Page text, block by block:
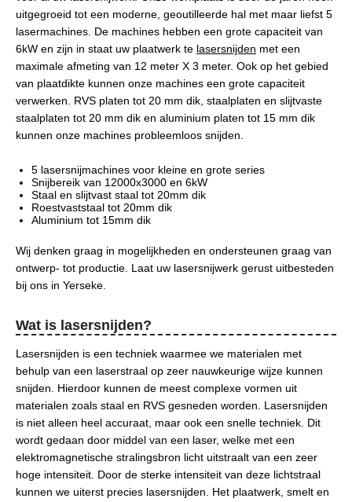
uitgegroeid tot een moderne, geoutilleerde hal met maar liefst 5
lasermachines. De machines hebben een grote capaciteit van
6kW en zijn in staat uw plaatwerk te lasersnijden met een
maximale afmeting van 12 meter X 3 meter. Ook op het gebied
van plaatdikte kunnen onze machines een grote capaciteit
verwerken. RVS platen tot 20 mm dik, staalplaten en slijtvaste
staalplaten tot 20 mm dik en aluminium platen tot 15 mm dik
kunnen onze machines probleemloos snijden.
5 lasersnijmachines voor kleine en grote series
Snijbereik van 12000x3000 en 6kW
Staal en slijtvast staal tot 20mm dik
Roestvaststaal tot 20mm dik
Aluminium tot 15mm dik
Wij denken graag in mogelijkheden en ondersteunen graag van
ontwerp- tot productie. Laat uw lasersnijwerk gerust uitbesteden
bij ons in Yerseke.
Wat is lasersnijden?
Lasersnijden is een techniek waarmee we materialen met
behulp van een laserstraal op zeer nauwkeurige wijze kunnen
snijden. Hierdoor kunnen de meest complexe vormen uit
materialen zoals staal en RVS gesneden worden. Lasersnijden
is niet alleen heel accuraat, maar ook een snelle techniek. Dit
wordt gedaan door middel van een laser, welke met een
elektromagnetische stralingsbron licht uitstraalt van een zeer
hoge intensiteit. Door de sterke intensiteit van deze lichtstraal
kunnen we uiterst precies lasersnijden. Het plaatwerk, smelt en